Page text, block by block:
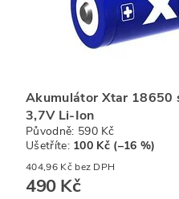
Akumulátor Xtar 18650
3,7V Li-Ion
Původně: 590 Kč
Ušetříte: 100 Kč (–16 %)
404,96 Kč bez DPH
490 Kč